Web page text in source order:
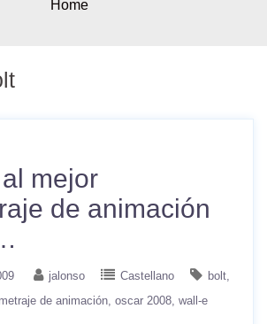
Home
mejor
de animación
jalonso Castellano
bolt
de animación oscar 2008 wall-e